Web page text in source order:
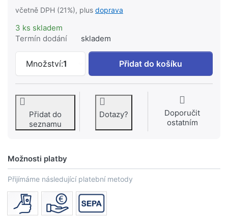
včetně DPH (21%), plus doprava
3 ks skladem
Termín dodání
skladem
Množství:1
AZP FLEXIRA xConnect Gas Standard
Přidat do košíku
Přidat do
seznamu
Dotazy?
Doporučit
ostatním
Možnosti platby
Přijímáme následující platební metody